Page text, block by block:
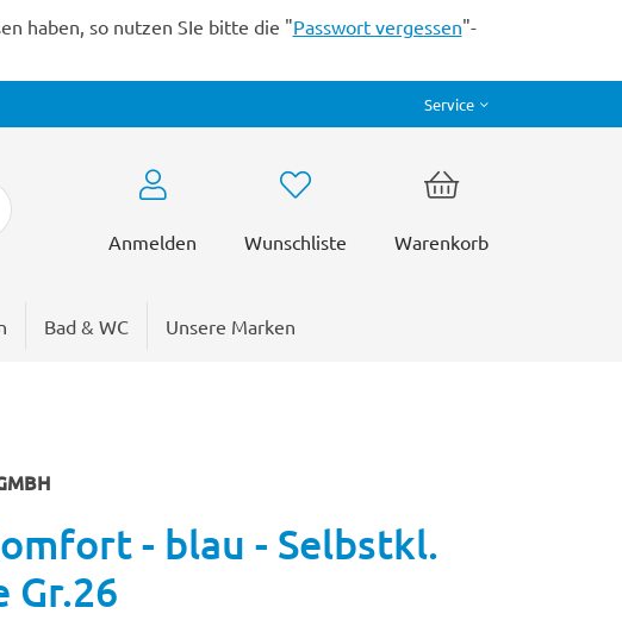
haben, so nutzen SIe bitte die "Passwort vergessen"-
Service
Anmelden Wunschliste Warenkorb
Bad & WC Unsere Marken
- blau - Selbstkl.
Gr.26